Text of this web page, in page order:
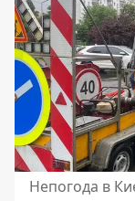
Непогода в